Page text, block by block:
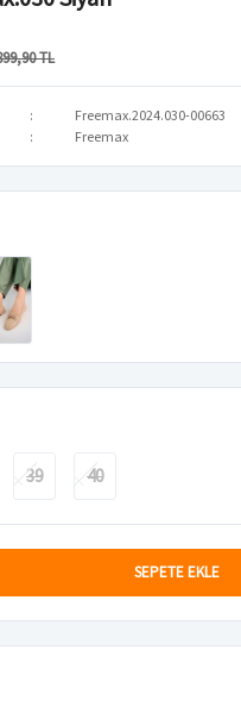
TL
Freemax.2024.030-00663
Freemax
39 40
SEPETE EKLE